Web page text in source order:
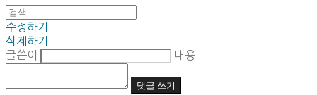
수정하기
삭제하기
글쓴이
내용
댓글 쓰기